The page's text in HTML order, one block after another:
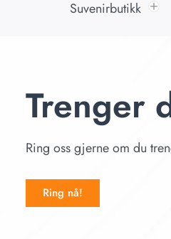
Suvenirbutikk
Trenger
Ring oss gjerne om du
Ring nå!